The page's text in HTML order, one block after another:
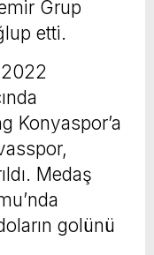
Grup
etti.
Konyaspor’a
Medaş
golünü